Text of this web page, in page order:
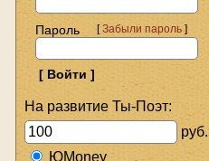
Пароль [Забыли пароль]
На развитие Ты-Поэт:
руб.
ЮMoney